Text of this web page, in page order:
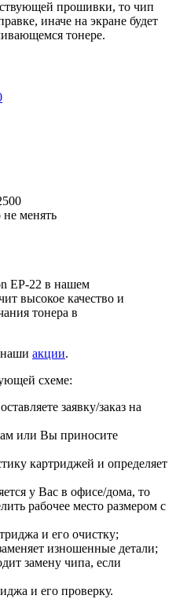
прошивки, то чип
иначе на экране будет
тонере.
менять
EP-22 в нашем
высокое качество и
тонера в
акции.
схеме:
заявку/заказ на
или Вы приносите
картриджей и определяет
у Вас в офисе/дома, то
рабочее место размером с
и его очистку;
изношенные детали;
замену чипа, если
и его проверку.